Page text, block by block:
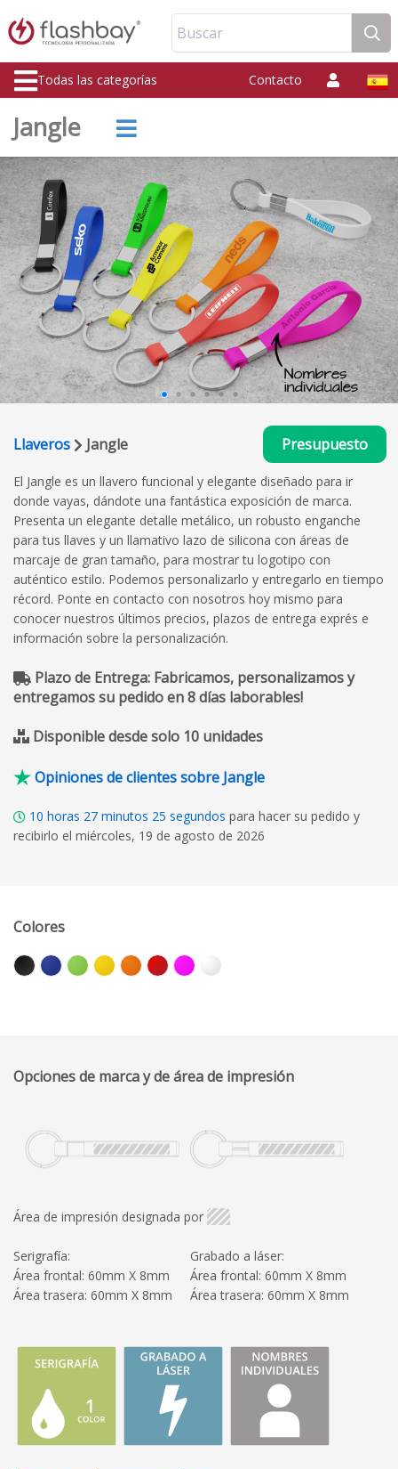
Buscar
Todas las categorías Contacto
Jangle
Llaveros Jangle Presupuesto
El Jangle es un llavero funcional y elegante diseñado para ir
donde vayas, dándote una fantástica exposición de marca.
Presenta un elegante detalle metálico, un robusto enganche
para tus llaves y un llamativo lazo de silicona con áreas de
marcaje de gran tamaño, para mostrar tu logotipo con
auténtico estilo. Podemos personalizarlo y entregarlo en tiempo
récord. Ponte en contacto con nosotros hoy mismo para
conocer nuestros últimos precios, plazos de entrega exprés e
información sobre la personalización.
Plazo de Entrega: Fabricamos, personalizamos y
entregamos su pedido en 8 días laborables!
Disponible desde solo 10 unidades
Opiniones de clientes sobre Jangle
10 horas 27 minutos 24 segundos para hacer su pedido y
recibirlo el miércoles, 19 de agosto de 2026
Colores
Opciones de marca y de área de impresión
Área de impresión designada por
Serigrafía:
Área frontal: 60mm X 8mm
Área trasera: 60mm X 8mm
Grabado a láser:
Área frontal: 60mm X 8mm
Área trasera: 60mm X 8mm